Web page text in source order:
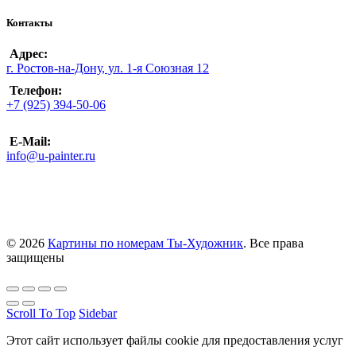
Контакты
Адрес:
г. Ростов-на-Дону, ул. 1-я Союзная 12
Телефон:
+7 (925) 394-50-06
E-Mail:
info@u-painter.ru
© 2026 Картины по номерам Ты-Художник. Все права
защищены
Scroll To Top Sidebar
Этот сайт использует файлы cookie для предоставления услуг